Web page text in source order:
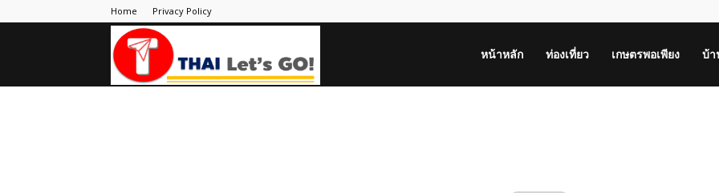
Home Privacy Policy
หน้าหลัก ท่องเที่ยว เกษตรพอเพียง บ้